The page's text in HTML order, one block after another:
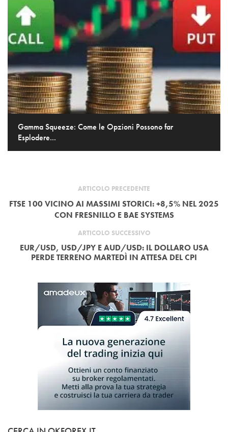
Gamma Squeeze: Come le Opzioni Possono far
Esplodere...
ARTICOLO PRECEDENTE
FTSE 100 VICINO AI MASSIMI STORICI: +8,5% NEL 2025
CON FRESNILLO E BAE SYSTEMS
ARTICOLO SUCCESSIVO
EUR/USD, USD/JPY E AUD/USD: IL DOLLARO USA
PERDE TERRENO MARTEDÌ IN ATTESA DEL CPI